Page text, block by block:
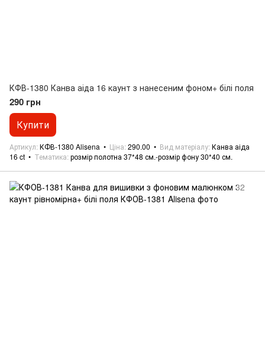
КФВ-1380 Канва аіда 16 каунт з нанесеним фоном+ білі поля
290 грн
Купити
Артикул КФВ-1380 Alisena Ціна 290.00 Вид матеріалу Канва аіда
16 ct
Тематика розмір полотна 37*48 см.-розмір фону 30*40 см.